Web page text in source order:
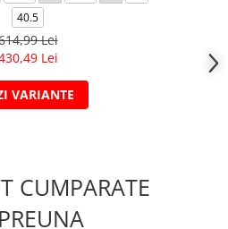
40.5
Lei
Lei
VARIANTE
CUMPARATE